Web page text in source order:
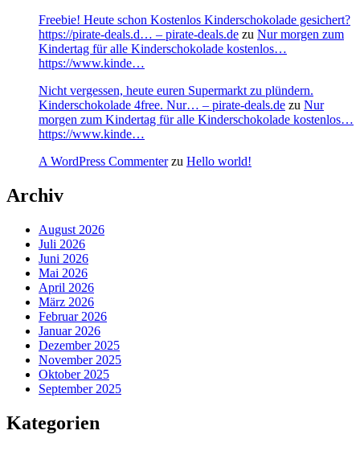
Freebie! Heute schon Kostenlos Kinderschokolade gesichert?
https://pirate-deals.d… – pirate-deals.de zu Nur morgen zum
Kindertag für alle Kinderschokolade kostenlos…
https://www.kinde…
Nicht vergessen, heute euren Supermarkt zu plündern.
Kinderschokolade 4free. Nur… – pirate-deals.de zu Nur
morgen zum Kindertag für alle Kinderschokolade kostenlos…
https://www.kinde…
A WordPress Commenterzu Hello world!
Archiv
August 2026
Juli 2026
Juni 2026
Mai 2026
April 2026
März 2026
Februar 2026
Januar 2026
Dezember 2025
November 2025
Oktober 2025
September 2025
Kategorien